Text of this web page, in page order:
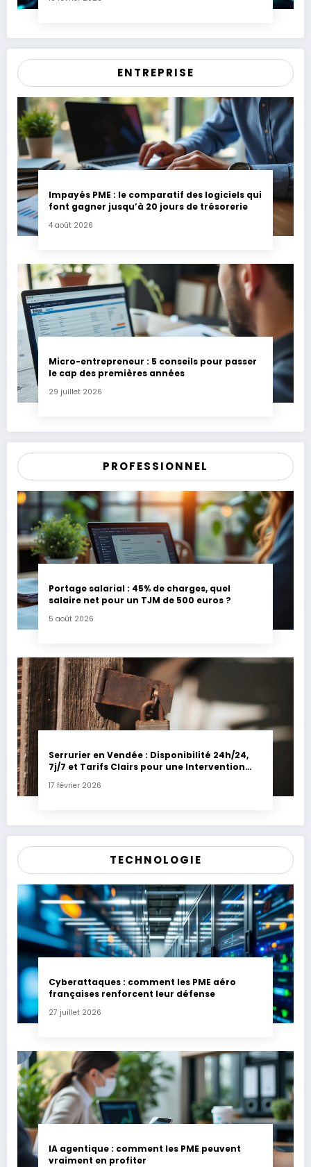
ENTREPRISE
Impayés PME : le comparatif des logiciels qui
font gagner jusqu’à 20 jours de trésorerie
4 août 2026
Micro-entrepreneur : 5 conseils pour passer
le cap des premières années
29 juillet 2026
PROFESSIONNEL
Portage salarial : 45% de charges, quel
salaire net pour un TJM de 500 euros ?
5 août 2026
Serrurier en Vendée : Disponibilité 24h/24,
7j/7 et Tarifs Clairs pour une Intervention
17 février 2026
TECHNOLOGIE
Cyberattaques : comment les PME aéro
françaises renforcent leur défense
27 juillet 2026
IA agentique : comment les PME peuvent
vraiment en profiter